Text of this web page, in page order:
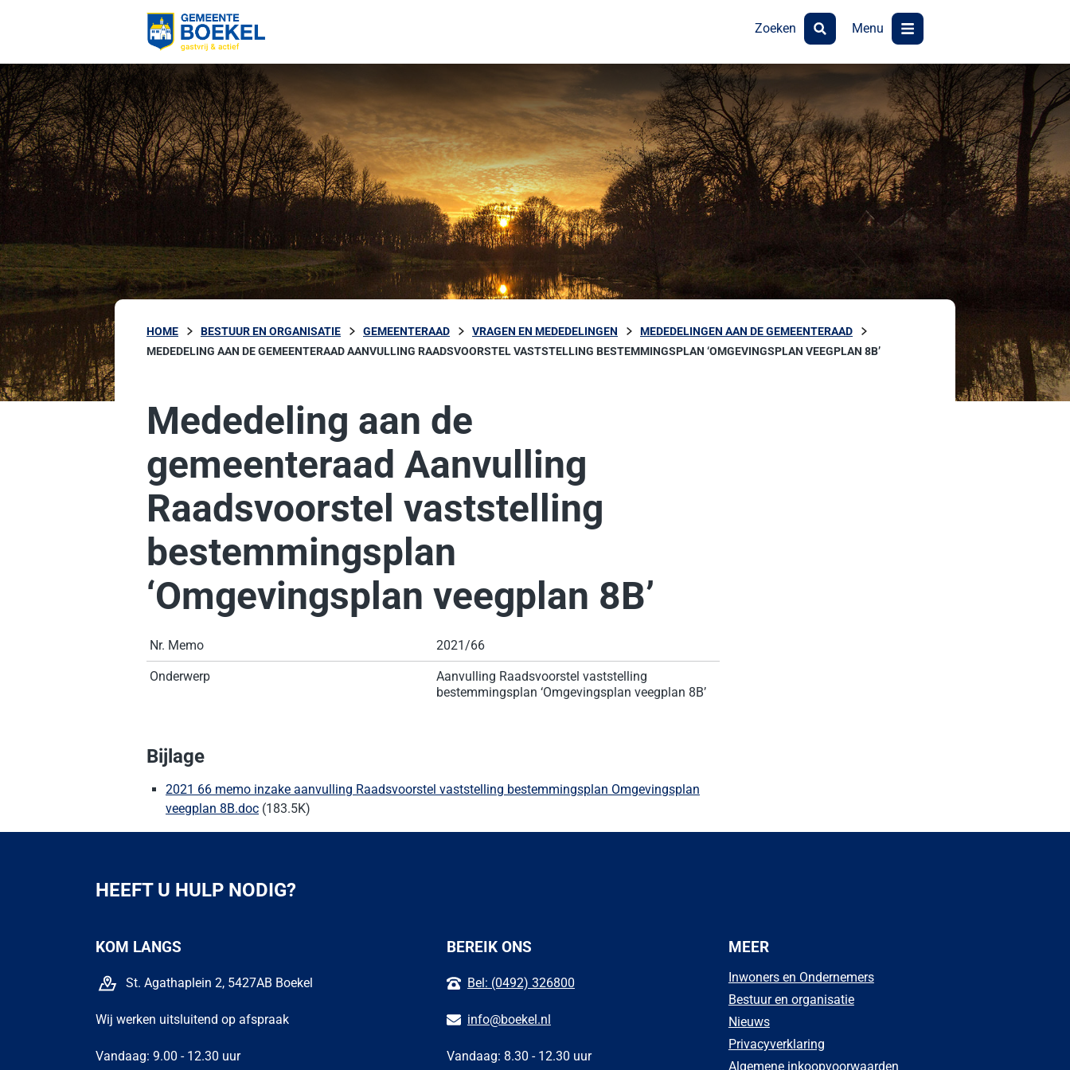
Zoeken Menu
HOME BESTUUR EN ORGANISATIE GEMEENTERAAD VRAGEN EN MEDEDELINGEN
MEDEDELINGEN AAN DE GEMEENTERAAD
MEDEDELING AAN DE GEMEENTERAAD AANVULLING RAADSVOORSTEL VASTSTELLING BESTEMMINGSPLAN ‘OMGEVINGSPLAN VEEGPLAN 8B’
Mededeling aan de
gemeenteraad Aanvulling
Raadsvoorstel vaststelling
bestemmingsplan
‘Omgevingsplan veegplan 8B’
Nr. Memo 2021/66
Onderwerp
Aanvulling Raadsvoorstel vaststelling
bestemmingsplan ‘Omgevingsplan veegplan 8B’
Bijlage
2021 66 memo inzake aanvulling Raadsvoorstel vaststelling bestemmingsplan Omgevingsplan
veegplan 8B.doc (183.5K)
HEEFT U HULP NODIG?
KOM LANGS
St. Agathaplein 2, 5427AB Boekel
Wij werken uitsluitend op afspraak
Vandaag: 9.00 - 12.30 uur
BEREIK ONS
Bel: (0492) 326800
info@boekel.nl
Vandaag: 8.30 - 12.30 uur
MEER
Inwoners en Ondernemers
Bestuur en organisatie
Nieuws
Privacyverklaring
Algemene inkoopvoorwaarden